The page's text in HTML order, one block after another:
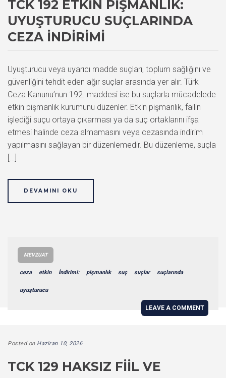
TCK 192 ETKIN PIŞMANLIK:
UYUŞTURUCU SUÇLARINDA
CEZA İNDIRIMI
Uyuşturucu veya uyarıcı madde suçları, toplum sağlığını ve
güvenliğini tehdit eden ağır suçlar arasında yer alır. Türk
Ceza Kanunu’nun 192. maddesi ise bu suçlarla mücadelede
etkin pişmanlık kurumunu düzenler. Etkin pişmanlık, failin
işlediği suçu ortaya çıkarması ya da suç ortaklarını ifşa
etmesi halinde ceza almamasını veya cezasında indirim
yapılmasını sağlayan bir düzenlemedir. Bu düzenleme, suçla
[…]
DEVAMINI OKU
MEVZUAT
ceza etkin İndirimi: pişmanlık suç suçlar suçlarında
uyuşturucu
LEAVE A COMMENT
Posted on Haziran 10, 2026
TCK 129 HAKSIZ FIIL VE